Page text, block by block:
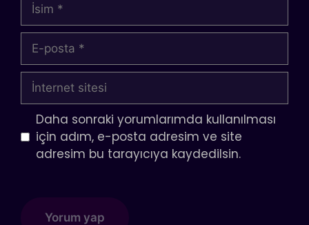
posta
İnternet
sitesi
Daha sonraki yorumlarımda kullanılması
için adım, e-posta adresim ve site
adresim bu tarayıcıya kaydedilsin.